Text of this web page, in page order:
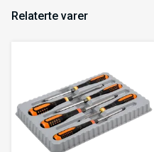
Relaterte varer